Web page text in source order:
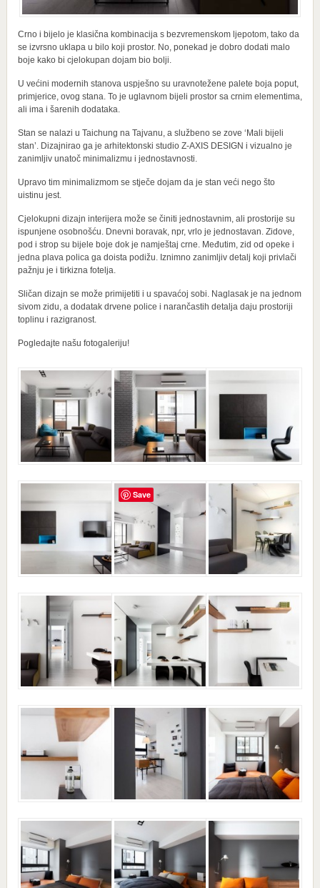
Crno i bijelo je klasična kombinacija s bezvremenskom ljepotom, tako da
se izvrsno uklapa u bilo koji prostor. No, ponekad je dobro dodati malo
boje kako bi cjelokupan dojam bio bolji.
U većini modernih stanova uspješno su uravnotežene palete boja poput,
primjerice, ovog stana. To je uglavnom bijeli prostor sa crnim elementima,
ali ima i šarenih dodataka.
Stan se nalazi u Taichung na Tajvanu, a službeno se zove ‘Mali bijeli
stan’. Dizajnirao ga je arhitektonski studio Z-AXIS DESIGN i vizualno je
zanimljiv unatoč minimalizmu i jednostavnosti.
Upravo tim minimalizmom se stječe dojam da je stan veći nego što
uistinu jest.
Cjelokupni dizajn interijera može se činiti jednostavnim, ali prostorije su
ispunjene osobnošću. Dnevni boravak, npr, vrlo je jednostavan. Zidove,
pod i strop su bijele boje dok je namještaj crne. Međutim, zid od opeke i
jedna plava polica ga doista podižu. Iznimno zanimljiv detalj koji privlači
pažnju je i tirkizna fotelja.
Sličan dizajn se može primijetiti i u spavaćoj sobi. Naglasak je na jednom
sivom zidu, a dodatak drvene police i narančastih detalja daju prostoriji
toplinu i razigranost.
Pogledajte našu fotogaleriju!
Save